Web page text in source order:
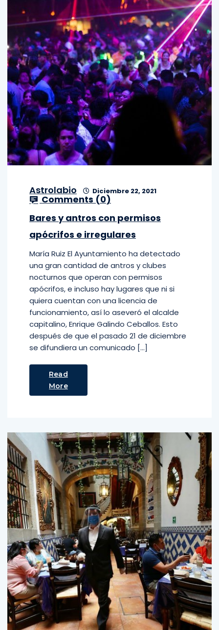
Astrolabio Diciembre 22, 2021
Comments (0)
Bares y antros con permisos
apócrifos e irregulares
María Ruiz El Ayuntamiento ha detectado
una gran cantidad de antros y clubes
nocturnos que operan con permisos
apócrifos, e incluso hay lugares que ni si
quiera cuentan con una licencia de
funcionamiento, así lo aseveró el alcalde
capitalino, Enrique Galindo Ceballos. Esto
después de que el pasado 21 de diciembre
se difundiera un comunicado […]
Read
More